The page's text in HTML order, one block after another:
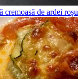
cremoasă de ardei roșu